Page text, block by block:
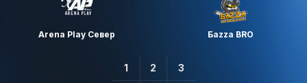
Arena Play Север Баzzа BRO
1 2 3